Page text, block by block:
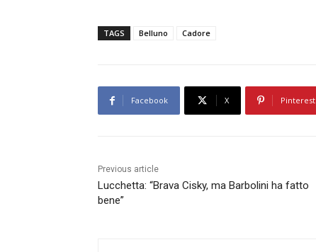
TAGS Belluno Cadore
Facebook X Pinterest
Previous article
Lucchetta: “Brava Cisky, ma Barbolini ha fatto
bene”